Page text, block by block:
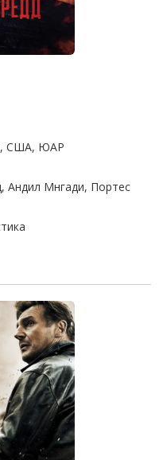
США, ЮАР
Андил Мнгади, Портес